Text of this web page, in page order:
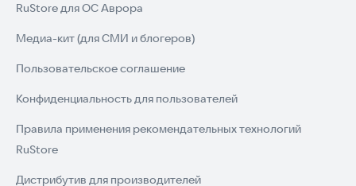
RuStore для ОС Аврора
Медиа-кит (для СМИ и блогеров)
Пользовательское соглашение
Конфиденциальность для пользователей
Правила применения рекомендательных технологий
RuStore
Дистрибутив для производителей